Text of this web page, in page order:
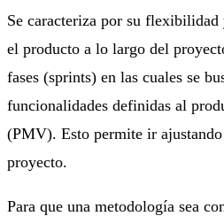
Se caracteriza por su
el producto a lo largo del
fases (sprints) en las cuales se
funcionalidades definidas al
(PMV). Esto permite ir
proyecto.
Para que una metodología sea